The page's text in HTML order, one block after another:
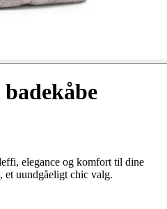
elegance og komfort til dine
et uundgåeligt chic valg.